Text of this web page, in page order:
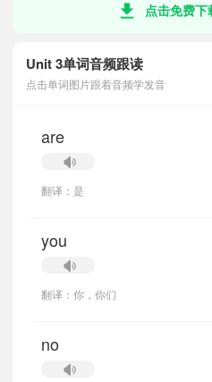
点击免费
Unit 3单词音频跟读
点击单词图片跟着音频学发音
are
翻译：是
you
翻译：你，你们
no